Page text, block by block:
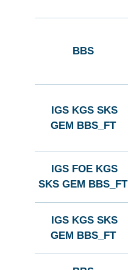
BBS
IGS KGS SKS
GEM BBS_FT
IGS FOE KGS
SKS GEM BBS_FT
IGS KGS SKS
GEM BBS_FT